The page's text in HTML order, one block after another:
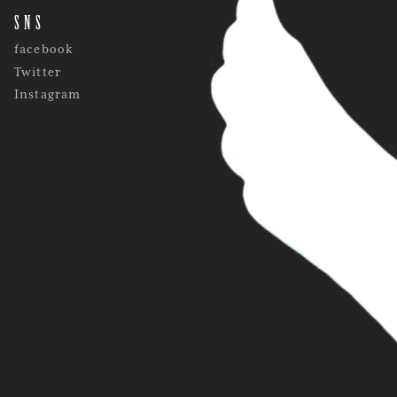
SNS
facebook
Twitter
Instagram